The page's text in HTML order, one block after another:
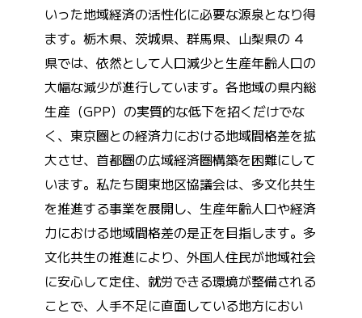
いった地域経済の活性化に必要な源泉となり得
ます。栃木県、茨城県、群馬県、山梨県の 4
県では、依然として人口減少と生産年齢人口の
大幅な減少が進行しています。各地域の県内総
生産（GPP）の実質的な低下を招くだけでな
く、東京圏との経済力における地域間格差を拡
大させ、首都圏の広域経済圏構築を困難にして
います。私たち関東地区協議会は、多文化共生
を推進する事業を展開し、生産年齢人口や経済
力における地域間格差の是正を目指します。多
文化共生の推進により、外国人住民が地域社会
に安心して定住、就労できる環境が整備される
ことで、人手不足に直面している地方におい